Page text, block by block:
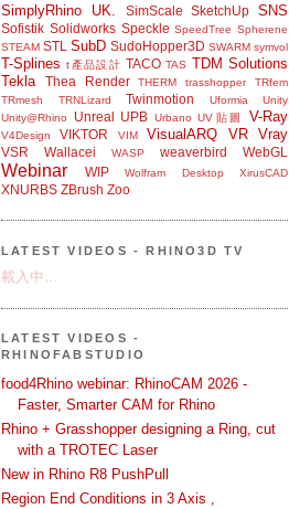
SimplyRhino UK. SimScale SketchUp SNS
Sofistik Solidworks Speckle SpeedTree Spherene
STEAM STL SubD SudoHopper3D SWARM symvol
T-Splines t產品設計 TACO TAS TDM Solutions
Tekla
Thea Render THERM trasshopper
TRfem
TRmesh
TRNLizard Twinmotion Uformia
Unity
Unity@Rhino
Unreal UPB Urbano UV貼圖 V-Ray
V4Design VIKTOR VIM VisualARQ VR Vray
VSR Wallacei WASP weaverbird WebGL
Webinar WIP Wolfram Desktop XirusCAD
XNURBS ZBrush Zoo
LATEST VIDEOS - RHINO3D TV
載入中…
LATEST VIDEOS -
RHINOFABSTUDIO
food4Rhino webinar: RhinoCAM 2026 -
Faster, Smarter CAM for Rhino
Rhino + Grasshopper designing a Ring, cut
with a TROTEC Laser
New in Rhino R8 PushPull
Region End Conditions in 3 Axis ,